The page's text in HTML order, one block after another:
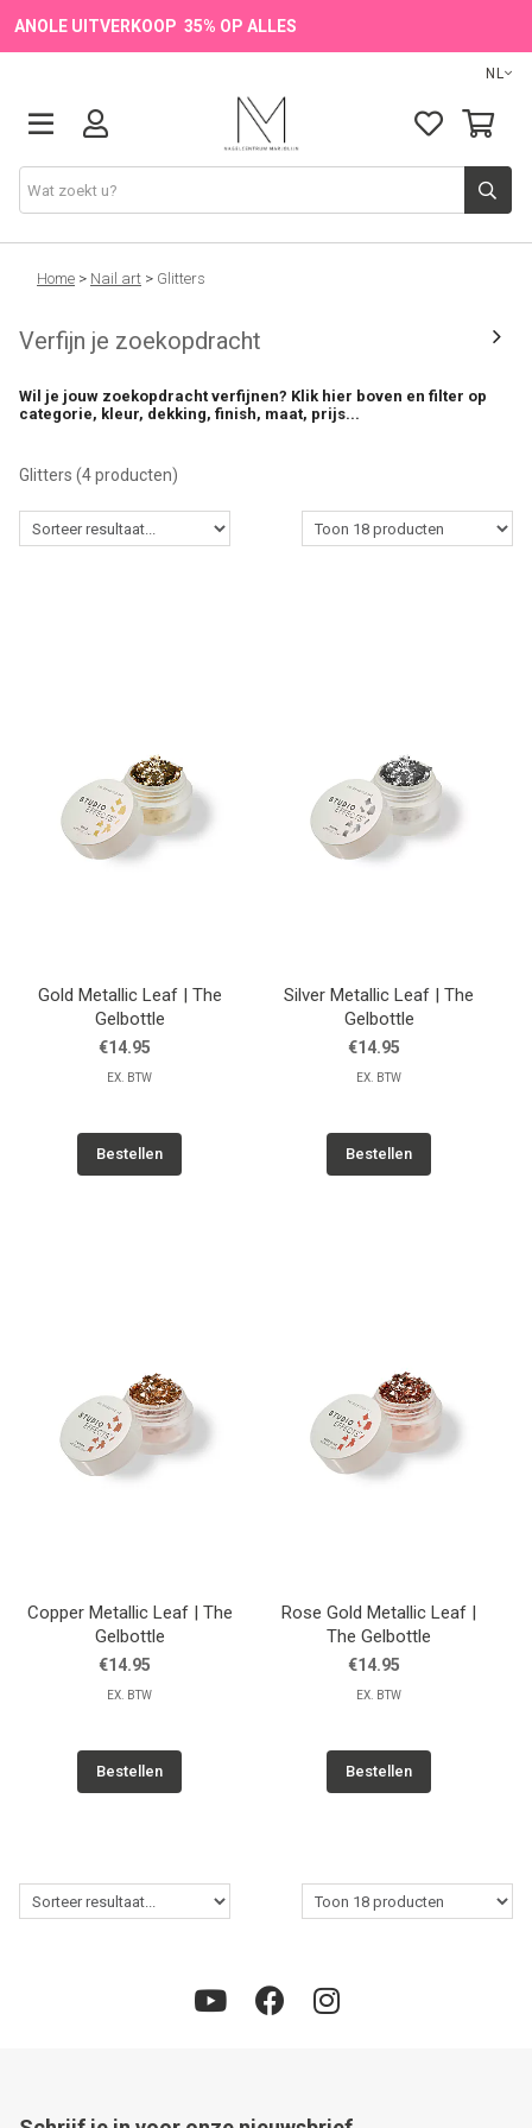
ANOLE UITVERKOOP 35% OP ALLES
NL
Onze Merken
Producten
💖 NIEUW
🔥 OUTLET
Lessen
Home > Nail art > Glitters
Verfijn je zoekopdracht
Wil je jouw zoekopdracht verfijnen? Klik hier boven en filter op
categorie, kleur, dekking, finish, maat, prijs...
Glitters (4 producten)
Gold Metallic Leaf | The
Gelbottle
€14.95
EX. BTW
Bestellen
Silver Metallic Leaf | The
Gelbottle
€14.95
EX. BTW
Bestellen
Copper Metallic Leaf | The
Gelbottle
€14.95
EX. BTW
Bestellen
Rose Gold Metallic Leaf |
The Gelbottle
€14.95
EX. BTW
Bestellen